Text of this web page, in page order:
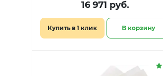
16 971 руб.
Купить в 1 клик В корзину